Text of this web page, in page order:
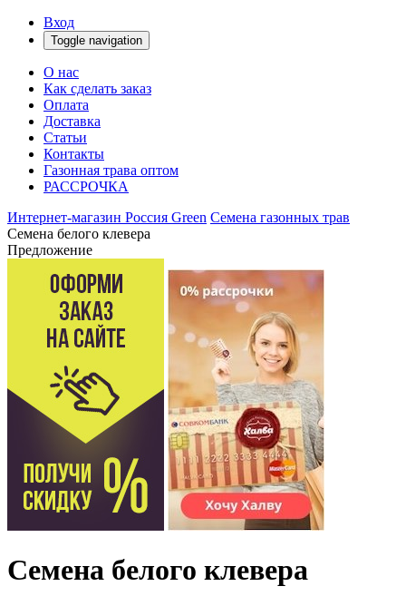
Вход
Toggle navigation
О нас
Как сделать заказ
Оплата
Доставка
Статьи
Контакты
Газонная трава оптом
РАССРОЧКА
Интернет-магазин Россия Green Семена газонных трав
Семена белого клевера
Предложение
Семена белого клевера